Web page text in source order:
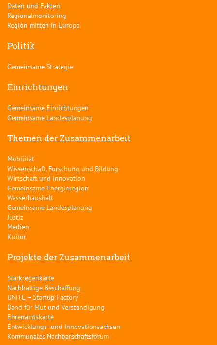
Daten und Fakten
Regionalmonitoring
Region mitten in Europa
Politik
Gemeinsame Strategie
Einrichtungen
Gemeinsame Einrichtungen
Gemeinsame Landesplanung
Themen der Zusammenarbeit
Mobilität
Wissenschaft, Forschung und Bildung
Wirtschaft und Innovation
Gemeinsame Energieregion
Wasserhaushalt
Gemeinsame Landesplanung
Justiz
Medien
Kultur
Projekte der Zusammenarbeit
Starkregenkarte
Nachhaltige Beschaffung
UNITE – Startup Factory
Band für Mut und Verständigung
Ehrenamtskarte
Entwicklungs- und Innovationsachsen
Kommunales Nachbarschaftsforum